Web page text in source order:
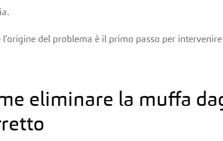
l’origine del problema è il primo passo per
eliminare la muffa